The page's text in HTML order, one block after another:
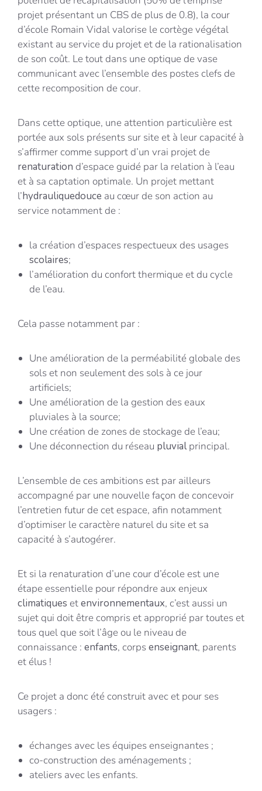
projet présentant un CBS de plus de 0.8), la cour
d’école Romain Vidal valorise le cortège végétal
existant au service du projet et de la rationalisation
de son coût. Le tout dans une optique de vase
communicant avec l’ensemble des postes clefs de
cette recomposition de cour.
Dans cette optique, une attention particulière est
portée aux sols présents sur site et à leur capacité à
s’affirmer comme support d’un vrai projet de
renaturation d’espace guidé par la relation à l’eau
et à sa captation optimale. Un projet mettant
l’hydrauliquedouce au cœur de son action au
service notamment de :
la création d’espaces respectueux des usages
scolaires;
l’amélioration du confort thermique et du cycle
de l’eau.
Cela passe notamment par :
Une amélioration de la perméabilité globale des
sols et non seulement des sols à ce jour
artificiels;
Une amélioration de la gestion des eaux
pluviales à la source;
Une création de zones de stockage de l’eau;
Une déconnection du réseau pluvialprincipal.
L’ensemble de ces ambitions est par ailleurs
accompagné par une nouvelle façon de concevoir
l’entretien futur de cet espace, afin notamment
d’optimiser le caractère naturel du site et sa
capacité à s’autogérer.
Et si la renaturation d’une cour d’école est une
étape essentielle pour répondre aux enjeux
climatiques etenvironnementaux, c’est aussi un
sujet qui doit être compris et approprié par toutes et
tous quel que soit l’âge ou le niveau de
connaissance : enfants, corpsenseignant, parents
et élus !
Ce projet a donc été construit avec et pour ses
usagers :
échanges avec les équipes enseignantes ;
co-construction des aménagements ;
ateliers avec les enfants.